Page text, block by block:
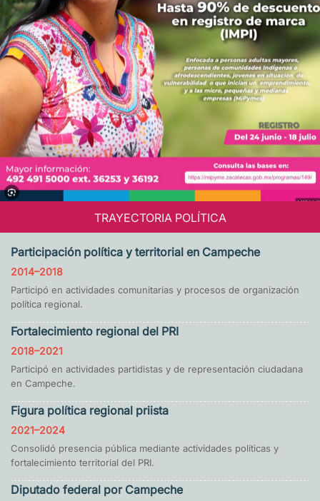
TRAYECTORIA POLÍTICA
Participación política y territorial en Campeche
2014–2018
Participó en actividades comunitarias y procesos de organización
política regional.
Fortalecimiento regional del PRI
2018–2021
Participó en actividades partidistas y de representación ciudadana
en Campeche.
Figura política regional priista
2021–2024
Consolidó presencia pública mediante actividades políticas y
fortalecimiento territorial del PRI.
Diputado federal por Campeche